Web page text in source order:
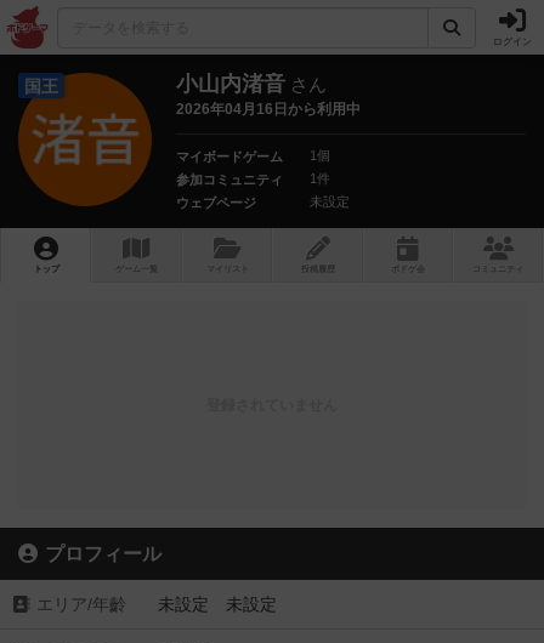
ログイン
国王 小山内渚音 さん
2026年04月16日から利用中
マイボードゲーム
1個
参加コミュニティ
1件
ウェブページ
未設定
トップ ゲーム一覧 マイリスト 投稿履歴 ボ ドゲ コミュニティ
プロフィール
エリア/年齡 未設定 未設定